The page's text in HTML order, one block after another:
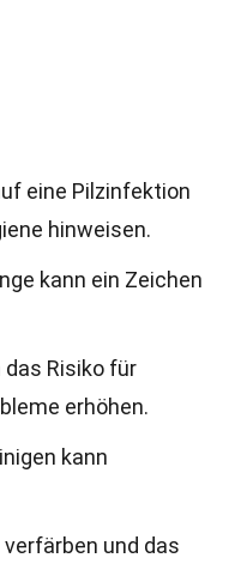
eine Pilzinfektion
hinweisen.
kann ein Zeichen
Risiko für
erhöhen.
kann
und das